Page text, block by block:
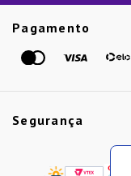
Pagamento
Segurança